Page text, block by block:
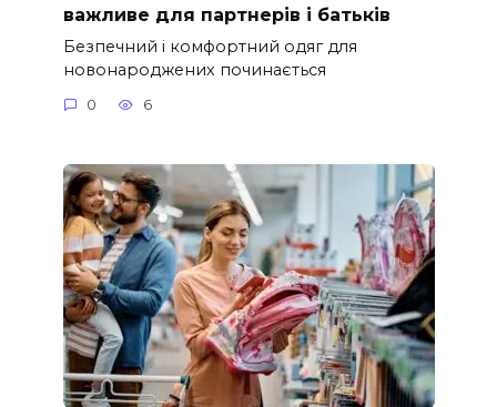
важливе для партнерів і батьків
Безпечний і комфортний одяг для
новонароджених починається
0 6